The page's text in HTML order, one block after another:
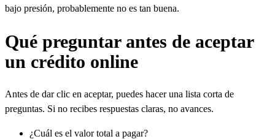
bajo presión, probablemente no es tan buena.
Qué preguntar antes de aceptar
un crédito online
Antes de dar clic en aceptar, puedes hacer una lista corta de
preguntas. Si no recibes respuestas claras, no avances.
¿Cuál es el valor total a pagar?